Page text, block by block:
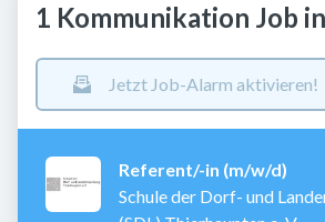
1 Kommunikation Job
Jetzt Job-Alarm aktivieren!
Referent/-in (m/w/d)
Schule der Dorf- und